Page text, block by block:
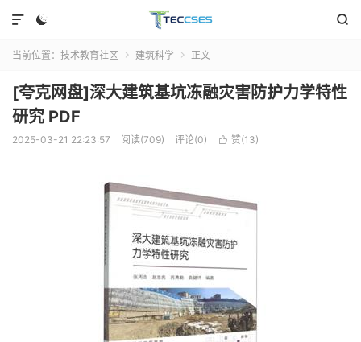
 

当前位置： 技术教育社区  建筑科学  正文
[夸克网盘]深大建筑基坑冻融灾害防护力学特性
研究 PDF
2025-03-21 22:23:57 阅读(709) 评论(0)  赞(13)